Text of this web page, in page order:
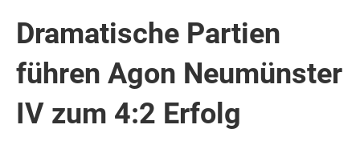
Dramatische Partien
führen Agon Neumünster
IV zum 4:2 Erfolg